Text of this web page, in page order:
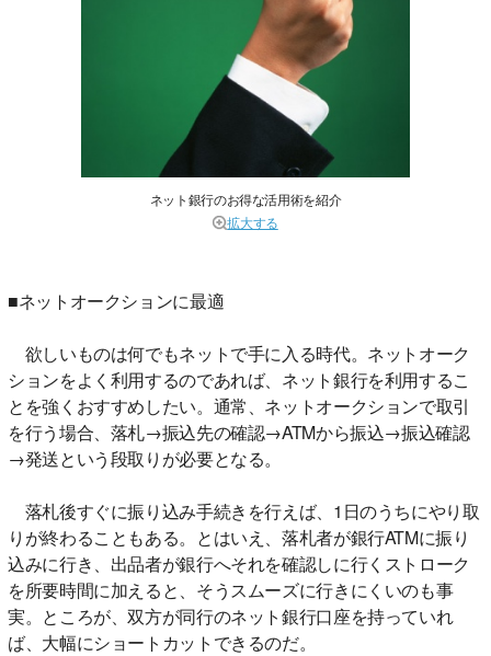
ネット銀行のお得な活用術を紹介
拡大する
■ネットオークションに最適
欲しいものは何でもネットで手に入る時代。ネットオーク
ションをよく利用するのであれば、ネット銀行を利用するこ
とを強くおすすめしたい。通常、ネットオークションで取引
を行う場合、落札→振込先の確認→ATMから振込→振込確認
→発送という段取りが必要となる。
落札後すぐに振り込み手続きを行えば、1日のうちにやり取
りが終わることもある。とはいえ、落札者が銀行ATMに振り
込みに行き、出品者が銀行へそれを確認しに行くストローク
を所要時間に加えると、そうスムーズに行きにくいのも事
実。ところが、双方が同行のネット銀行口座を持っていれ
ば、大幅にショートカットできるのだ。